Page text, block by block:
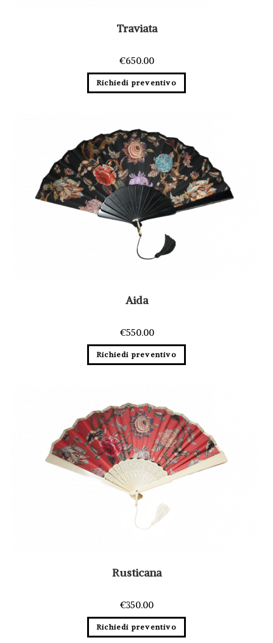
Traviata
€650.00
Richiedi preventivo
Aida
€550.00
Richiedi preventivo
Rusticana
€350.00
Richiedi preventivo